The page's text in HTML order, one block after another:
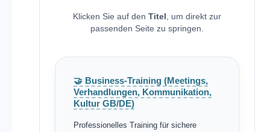
Klicken Sie auf den Titel , um direkt zur
passenden Seite zu springen.
🤝 Business-Training (Meetings,
Verhandlungen, Kommunikation,
Kultur GB/DE)
Professionelles Training für sichere